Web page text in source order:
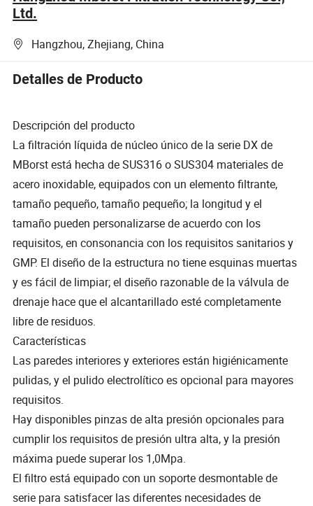
Ltd.
Hangzhou, Zhejiang, China
Detalles de Producto
Descripción del producto
La filtración líquida de núcleo único de la serie DX de
MBorst está hecha de SUS316 o SUS304 materiales de
acero inoxidable, equipados con un elemento filtrante,
tamaño pequeño, tamaño pequeño; la longitud y el
tamaño pueden personalizarse de acuerdo con los
requisitos, en consonancia con los requisitos sanitarios y
GMP. El diseño de la estructura no tiene esquinas muertas
y es fácil de limpiar; el diseño razonable de la válvula de
drenaje hace que el alcantarillado esté completamente
libre de residuos.
Características
Las paredes interiores y exteriores están higiénicamente
pulidas, y el pulido electrolítico es opcional para mayores
requisitos.
Hay disponibles pinzas de alta presión opcionales para
cumplir los requisitos de presión ultra alta, y la presión
máxima puede superar los 1,0Mpa.
El filtro está equipado con un soporte desmontable de
serie para satisfacer las diferentes necesidades de